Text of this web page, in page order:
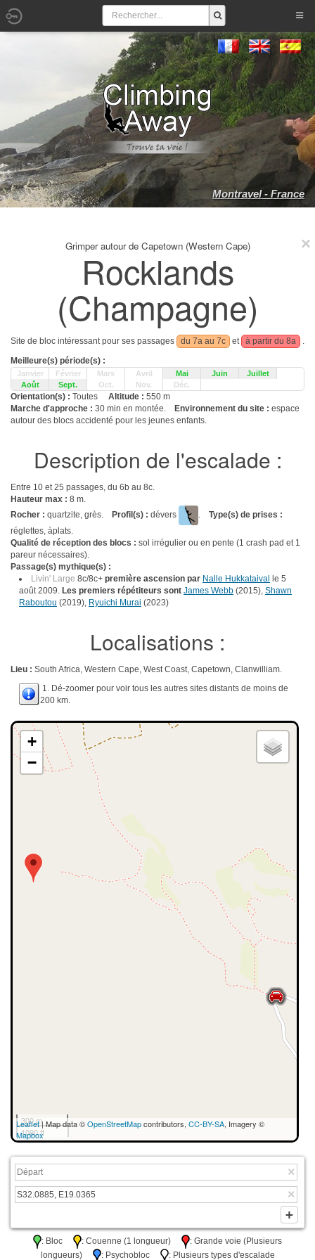
Montravel - France
Grimper autour de Capetown (Western Cape)
Rocklands
(Champagne)
Site de bloc intéressant pour ses passages du 7a au 7c et à partir du 8a
.
Meilleure(s) période(s) :
Janvier Février Mars Avril Mai Juin
Juillet
Août
Sept. Oct. Nov. Déc.
Orientation(s) : Toutes Altitude : 550 m
Marche d'approche : 30 min en montée. Environnement du site : espace
autour des blocs accidenté pour les jeunes enfants.
Description de l'escalade :
Entre 10 et 25 passages, du 6b au 8c.
Hauteur max : 8 m.
Rocher : quartzite, grès. Profil(s) : dévers . Type(s) de prises :
réglettes, àplats.
Qualité de réception des blocs : sol irrégulier ou en pente (1 crash pad et 1
pareur nécessaires).
Passage(s) mythique(s) :
Livin' Large 8c/8c+ première ascension par Nalle Hukkataival
le 5
août 2009. Les premiers répétiteurs sont James Webb (2015), Shawn
Raboutou (2019), Ryuichi Murai (2023)
Localisations :
Lieu : South Africa, Western Cape, West Coast, Capetown, Clanwilliam.
1. Dé-zoomer pour voir tous les autres sites distants de moins de
200 km.
+
−
300 m
1000 ft
Leaflet| Map data ©OpenStreetMapcontributors, CC-BY-SA, Imagery ©
Mapbox
: Bloc : Couenne (1 longueur)
: Grande voie (Plusieurs
longueurs)
: Psychobloc : Plusieurs types d'escalade